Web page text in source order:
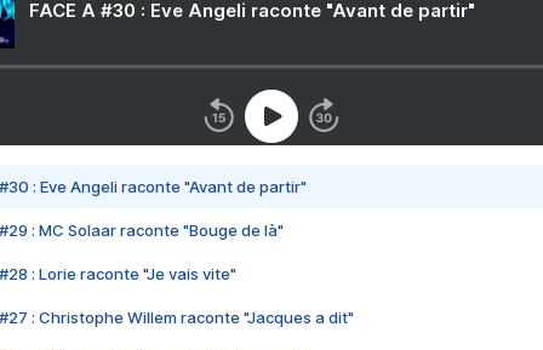
FACE A #30 : Eve Angeli raconte "Avant de partir"
#30 : Eve Angeli raconte "Avant de partir"
#29 : MC Solaar raconte "Bouge de là"
#28 : Lorie raconte "Je vais vite"
#27 : Christophe Willem raconte "Jacques a dit"